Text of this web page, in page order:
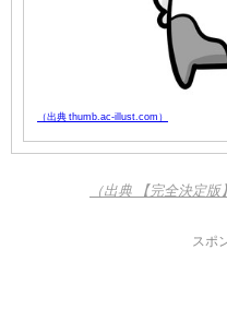
（出典 thumb.ac-illust.com）
（出典 【完全決定
スポ